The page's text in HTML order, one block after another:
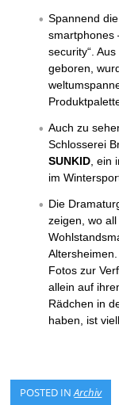
Spannend
smartphones
security“.
geboren,
Auch zu
Schlosserei
SUNKID, ein
im
Die
zeigen, wo
Fotos zur
allein auf
Rädchen in
haben, ist
POSTED INArchiv